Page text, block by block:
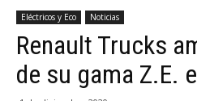
Eléctricos y Eco Noticias
Renault Trucks
de su gama Z.E.